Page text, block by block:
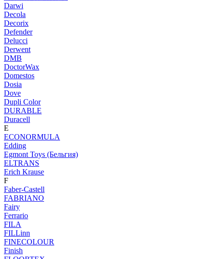
Darwi
Decola
Decorix
Defender
Delucci
Derwent
DMB
DoctorWax
Domestos
Dosia
Dove
Dupli Color
DURABLE
Duracell
E
ECONORMULA
Edding
Egmont Toys (Бельгия)
ELTRANS
Erich Krause
F
Faber-Castell
FABRIANO
Fairy
Ferrario
FILA
FILLinn
FINECOLOUR
Finish